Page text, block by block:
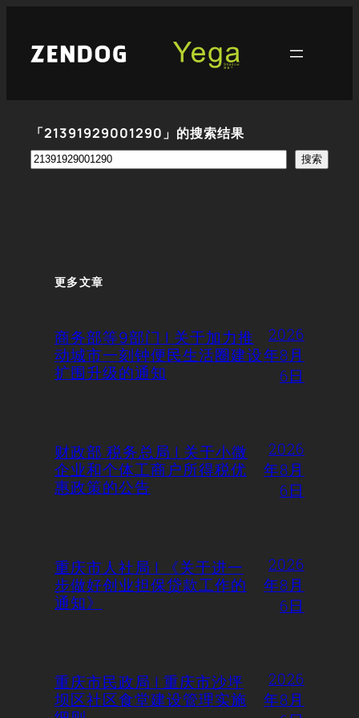
「21391929001290」的搜索结果
搜
搜索
更多文章
商务部等9部门 | 关于加力推
动城市一刻钟便民生活圈建设
扩围升级的通知
2026
年8月
6日
财政部 税务总局 | 关于小微
企业和个体工商户所得税优
惠政策的公告
2026
年8月
6日
重庆市人社局 | 《关于进一
步做好创业担保贷款工作的
通知》
2026
年8月
6日
重庆市民政局 | 重庆市沙坪
坝区社区食堂建设管理实施
2026
年8月